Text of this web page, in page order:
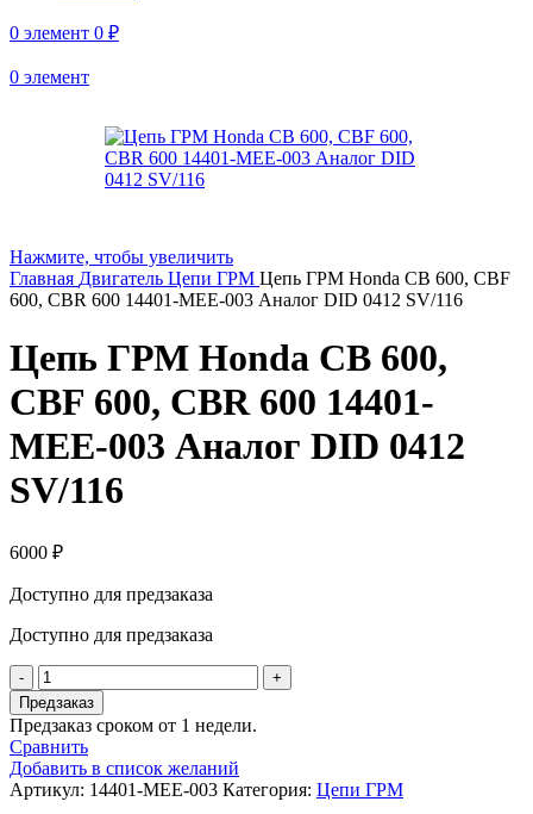
0 элемент 0 ₽
0 элемент
Нажмите, чтобы увеличить
Главная Двигатель Цепи ГРМ Цепь ГРМ Honda CB 600, CBF
600, CBR 600 14401-MEE-003 Аналог DID 0412 SV/116
Цепь ГРМ Honda CB 600,
CBF 600, CBR 600 14401-
MEE-003 Аналог DID 0412
SV/116
6000 ₽
Доступно для предзаказа
Доступно для предзаказа
Количество
товара
Цепь
ГРМ
Honda
CB
600,
Предзаказ
Предзаказ сроком от 1 недели.
Сравнить
Добавить в список желаний
Артикул: 14401-МЕЕ-003 Категория: Цепи ГРМ